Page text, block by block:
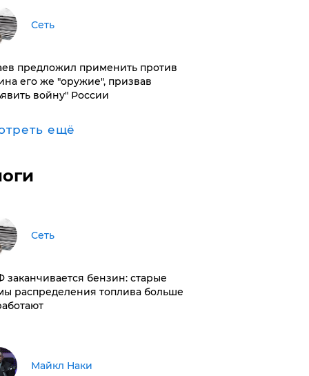
Сеть
предложил применить против
его же "оружие", призвав
войну" России
ещё
Сеть
заканчивается бензин: старые
распределения топлива больше
Майкл Наки